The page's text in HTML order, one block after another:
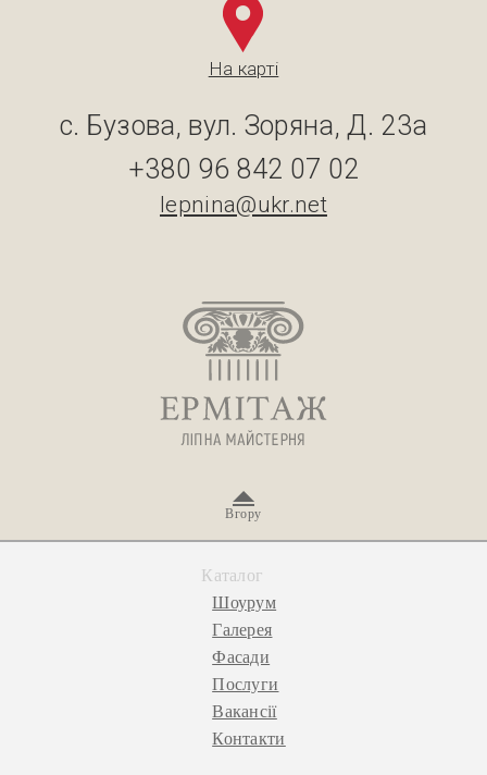
На карті
с. Бузова, вул. Зоряна, Д. 23а
+380 96 842 07 02
lepnina@ukr.net
Вгору
Каталог
Шоурум
Галерея
Фасади
Послуги
Вакансії
Контакти